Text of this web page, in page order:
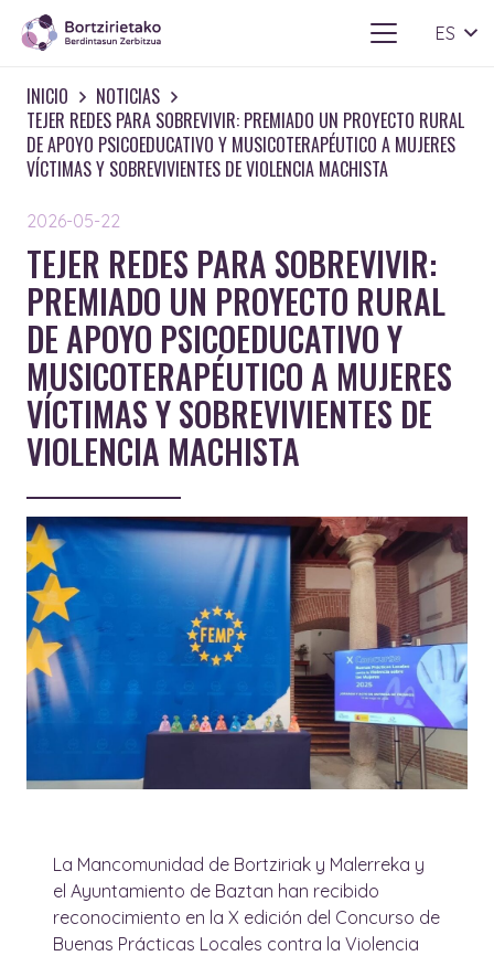
ES
INICIO
NOTICIAS
TEJER REDES PARA SOBREVIVIR: PREMIADO UN PROYECTO RURAL
DE APOYO PSICOEDUCATIVO Y MUSICOTERAPÉUTICO A MUJERES
VÍCTIMAS Y SOBREVIVIENTES DE VIOLENCIA MACHISTA
2026-05-22
TEJER REDES PARA SOBREVIVIR:
PREMIADO UN PROYECTO RURAL
DE APOYO PSICOEDUCATIVO Y
MUSICOTERAPÉUTICO A MUJERES
VÍCTIMAS Y SOBREVIVIENTES DE
VIOLENCIA MACHISTA
La Mancomunidad de Bortziriak y Malerreka y
el Ayuntamiento de Baztan han recibido
reconocimiento en la X edición del Concurso de
Buenas Prácticas Locales contra la Violencia